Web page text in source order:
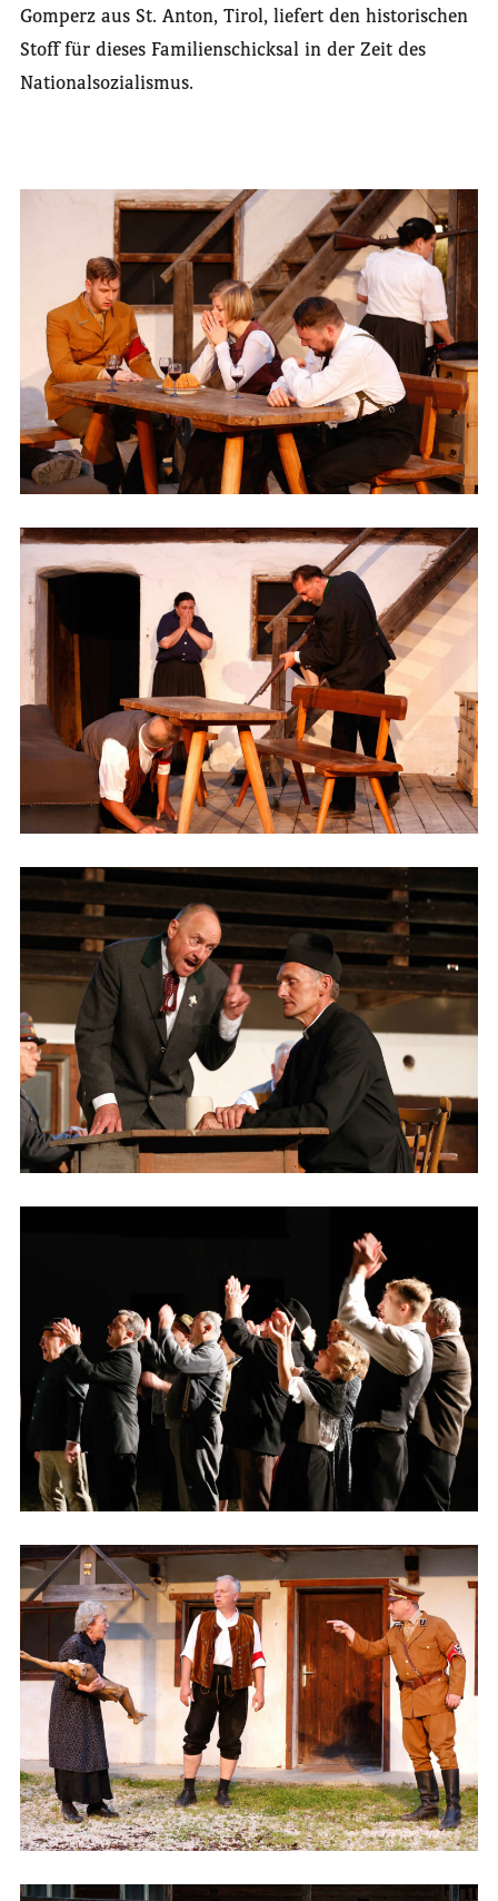
Gomperz aus St. Anton, Tirol, liefert den historischen
Stoff für dieses Familienschicksal in der Zeit des
Nationalsozialismus.